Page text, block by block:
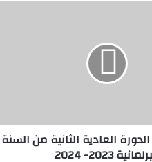
العادية الثانية من السنة
2023- 2024